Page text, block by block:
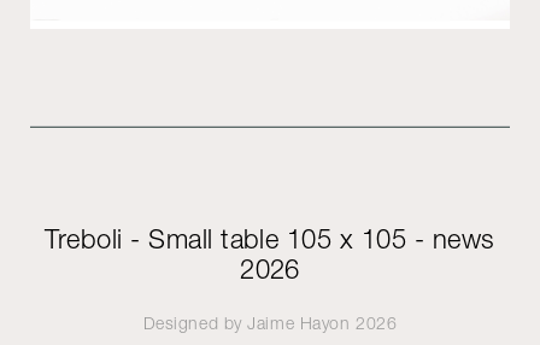
Treboli - Small table 105 x 105 - news
2026
Designed byJaime Hayon 2026